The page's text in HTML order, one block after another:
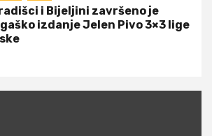
i Bijeljini završeno je
izdanje Jelen Pivo 3×3 lige